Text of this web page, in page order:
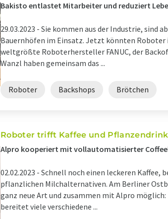
Bakisto entlastet Mitarbeiter und reduziert
29.03.2023 - Sie kommen aus der Industrie, sind
Bauernhöfen im Einsatz. Jetzt könnten Roboter
weltgrößte Roboterhersteller FANUC, der
Wanzl haben gemeinsam das ...
Roboter Backshops Brötchen
Roboter trifft Kaffee und
Alpro kooperiert mit vollautomatisierter
02.02.2023 - Schnell noch einen leckeren Kaffee,
pflanzlichen Milchalternativen. Am Berliner
ganz neue Art und zusammen mit Alpro
bereitet viele verschiedene ...